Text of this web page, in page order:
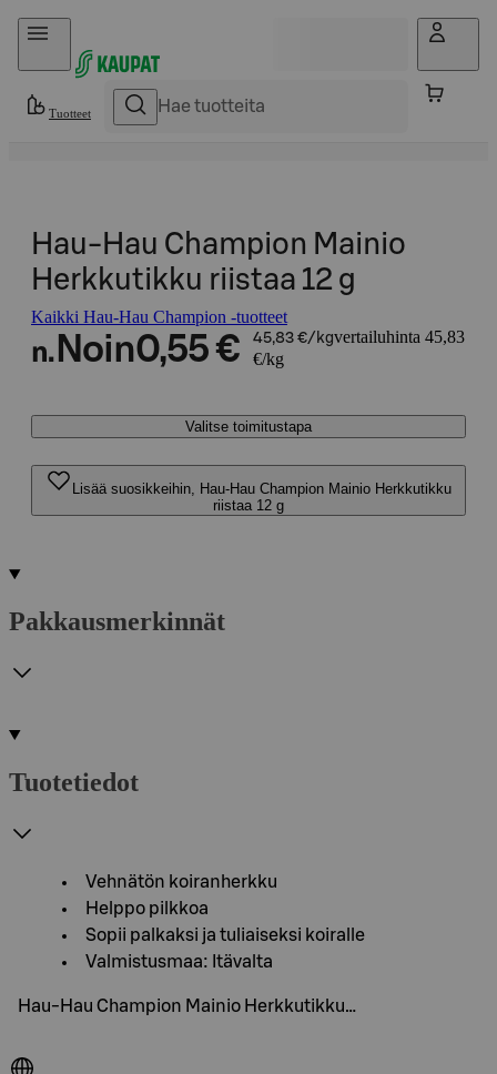
Hyppää sisältöön
Tuotteet
Hau-Hau Champion Mainio
Herkkutikku riistaa 12 g
Kaikki Hau-Hau Champion -tuotteet
n. Noin0,55 € 45,83 €/kgvertailuhinta 45,83
€/kg
Valitse toimitustapa
Lisää suosikkeihin, Hau-Hau Champion Mainio Herkkutikku
riistaa 12 g
Pakkausmerkinnät
Tuotetiedot
Vehnätön koiranherkku
Helppo pilkkoa
Sopii palkaksi ja tuliaiseksi koiralle
Valmistusmaa: Itävalta
Hau-Hau Champion Mainio Herkkutikku…